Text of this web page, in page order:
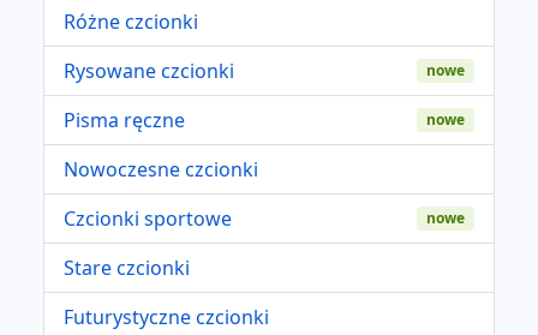
Różne czcionki
Rysowane czcionki
nowe
Pisma ręczne nowe
Nowoczesne czcionki
Czcionki sportowe
nowe
Stare czcionki
Futurystyczne czcionki